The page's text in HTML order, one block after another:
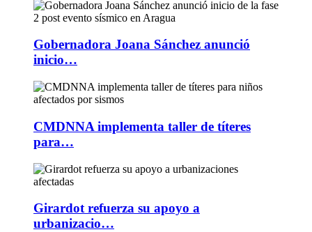
Gobernadora Joana Sánchez anunció
inicio…
CMDNNA implementa taller de títeres
para…
Girardot refuerza su apoyo a
urbanizacio…